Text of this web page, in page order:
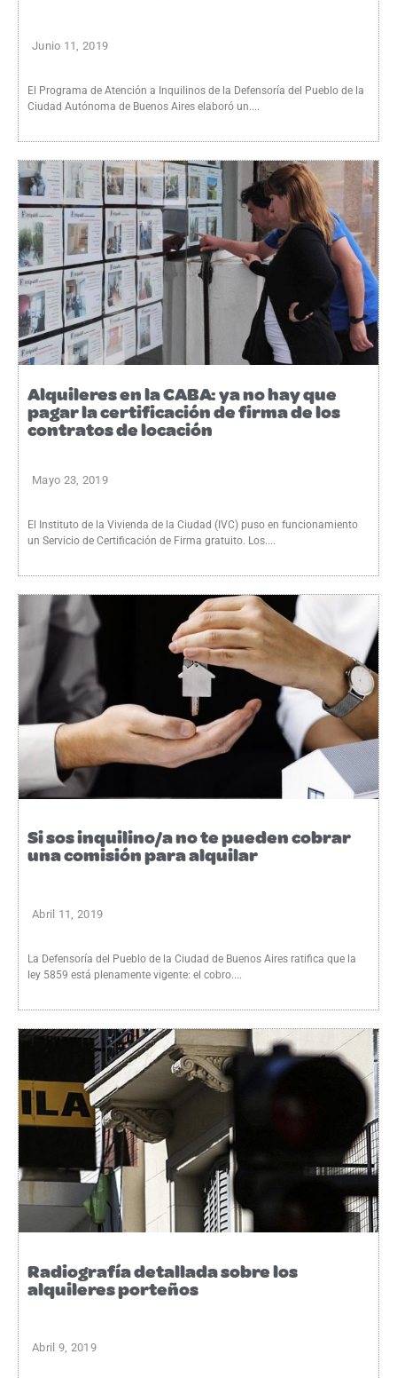
Junio 11, 2019
El Programa de Atención a Inquilinos de la Defensoría del Pueblo de la
Ciudad Autónoma de Buenos Aires elaboró un....
Alquileres en la CABA: ya no hay que
pagar la certificación de firma de los
contratos de locación
Mayo 23, 2019
El Instituto de la Vivienda de la Ciudad (IVC) puso en funcionamiento
un Servicio de Certificación de Firma gratuito. Los....
Si sos inquilino/a no te pueden cobrar
una comisión para alquilar
Abril 11, 2019
La Defensoría del Pueblo de la Ciudad de Buenos Aires ratifica que la
ley 5859 está plenamente vigente: el cobro....
Radiografía detallada sobre los
alquileres porteños
Abril 9, 2019